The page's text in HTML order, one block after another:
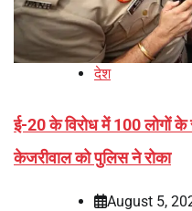
देश
ई-20 के विरोध में 100 लोगों के
केजरीवाल को पुलिस ने रोका
August 5,